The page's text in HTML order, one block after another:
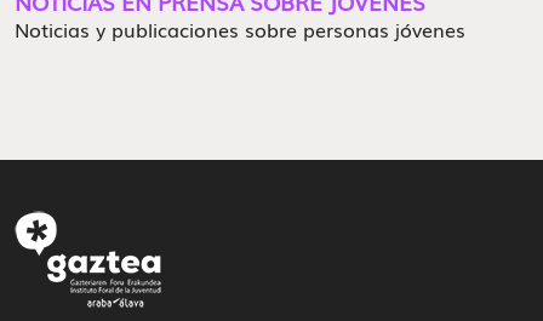
Noticias y publicaciones sobre personas jóvenes